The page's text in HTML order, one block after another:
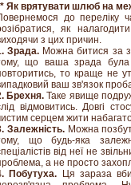
Як врятувати шлюб на
до переліку
як
з цих причин.
Зрада. Можна битися за
що ваша зрада
то краще не
ваш зв'язок
Брехня.Таке явище
відмовитись. Довгі
серцем жити
Залежність.Можна
що будь-яка
від неї не
а не просто
Побутуха.
Ця зараза